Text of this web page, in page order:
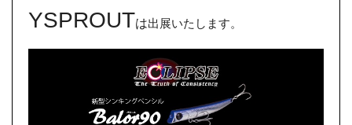
YSPROUTは出展いたします。